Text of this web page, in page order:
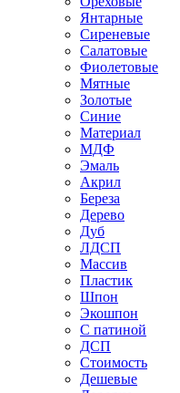
Янтарные
Сиреневые
Салатовые
Фиолетовые
Мятные
Золотые
Синие
Материал
МДФ
Эмаль
Акрил
Береза
Дерево
Дуб
ЛДСП
Массив
Пластик
Шпон
Экошпон
С патиной
ДСП
Стоимость
Дешевые